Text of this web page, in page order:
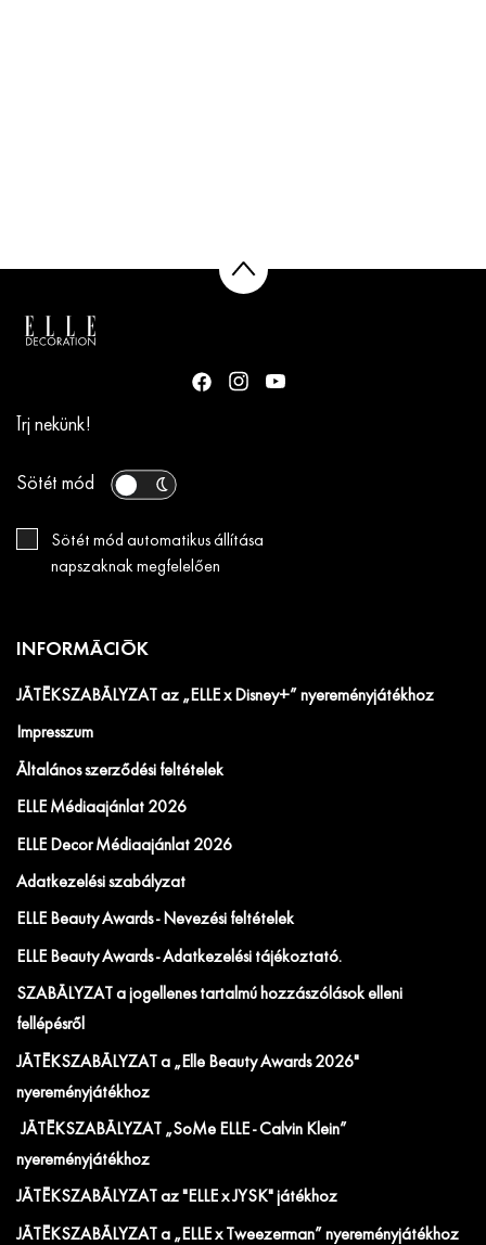
Írj nekünk!
Sötét mód
Sötét mód automatikus állítása
napszaknak megfelelően
INFORMÁCIÓK
JÁTÉKSZABÁLYZAT az „ELLE x Disney+” nyereményjátékhoz
Impresszum
Általános szerződési feltételek
ELLE Médiaajánlat 2026
ELLE Decor Médiaajánlat 2026
Adatkezelési szabályzat
ELLE Beauty Awards - Nevezési feltételek
ELLE Beauty Awards - Adatkezelési tájékoztató.
SZABÁLYZAT a jogellenes tartalmú hozzászólások elleni
fellépésről
JÁTÉKSZABÁLYZAT a „Elle Beauty Awards 2026"
nyereményjátékhoz
JÁTÉKSZABÁLYZAT „SoMe ELLE - Calvin Klein”
nyereményjátékhoz
JÁTÉKSZABÁLYZAT az "ELLE x JYSK" játékhoz
JÁTÉKSZABÁLYZAT a „ELLE x Tweezerman” nyereményjátékhoz